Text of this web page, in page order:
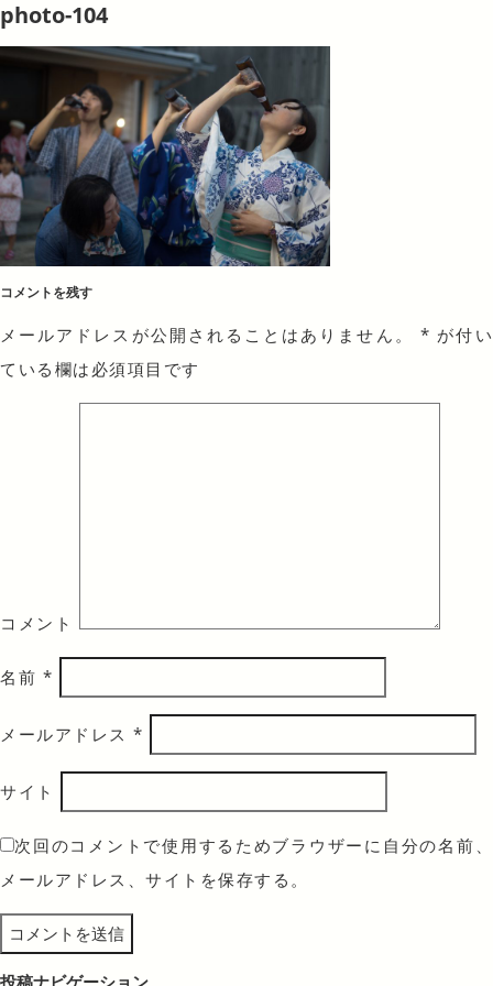
photo-104
コメントを残す
メールアドレスが公開されることはありません。 * が付い
ている欄は必須項目です
コメント
名前 *
メールアドレス *
サイト
次回のコメントで使用するためブラウザーに自分の名前、
メールアドレス、サイトを保存する。
投稿ナビゲーション